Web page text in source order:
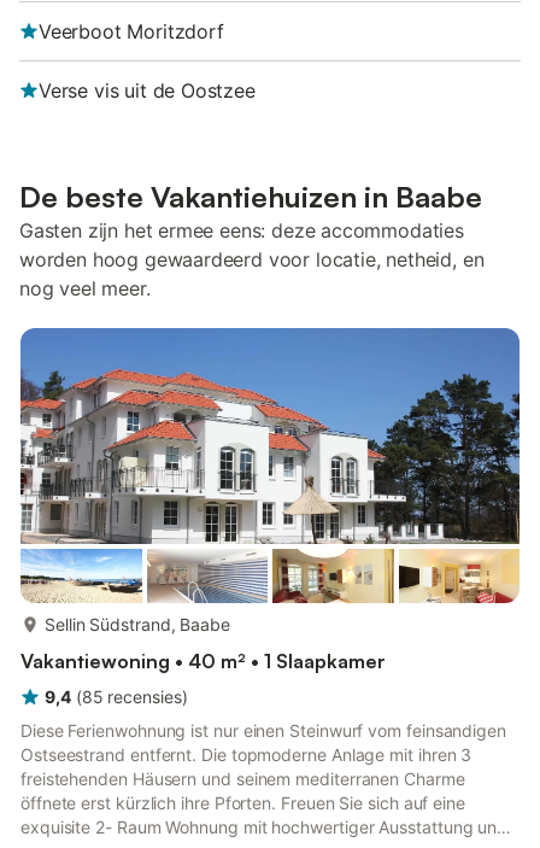
Veerboot Moritzdorf
Verse vis uit de Oostzee
De beste Vakantiehuizen in Baabe
Gasten zijn het ermee eens: deze accommodaties
worden hoog gewaardeerd voor locatie, netheid, en
nog veel meer.
Sellin Südstrand, Baabe
Vakantiewoning • 40 m² • 1 Slaapkamer
9,4 (85 recensies)
Diese Ferienwohnung ist nur einen Steinwurf vom feinsandigen
Ostseestrand entfernt. Die topmoderne Anlage mit ihren 3
freistehenden Häusern und seinem mediterranen Charme
öffnete erst kürzlich ihre Pforten. Freuen Sie sich auf eine
exquisite 2- Raum Wohnung mit hochwertiger Ausstattung und